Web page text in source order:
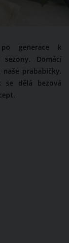
generace k
Domácí
prababičky.
se dělá bezová